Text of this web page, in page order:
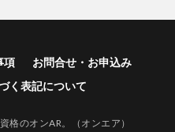
項
お問合せ・お申込み
く表記について
のオンAR。（オンエア）